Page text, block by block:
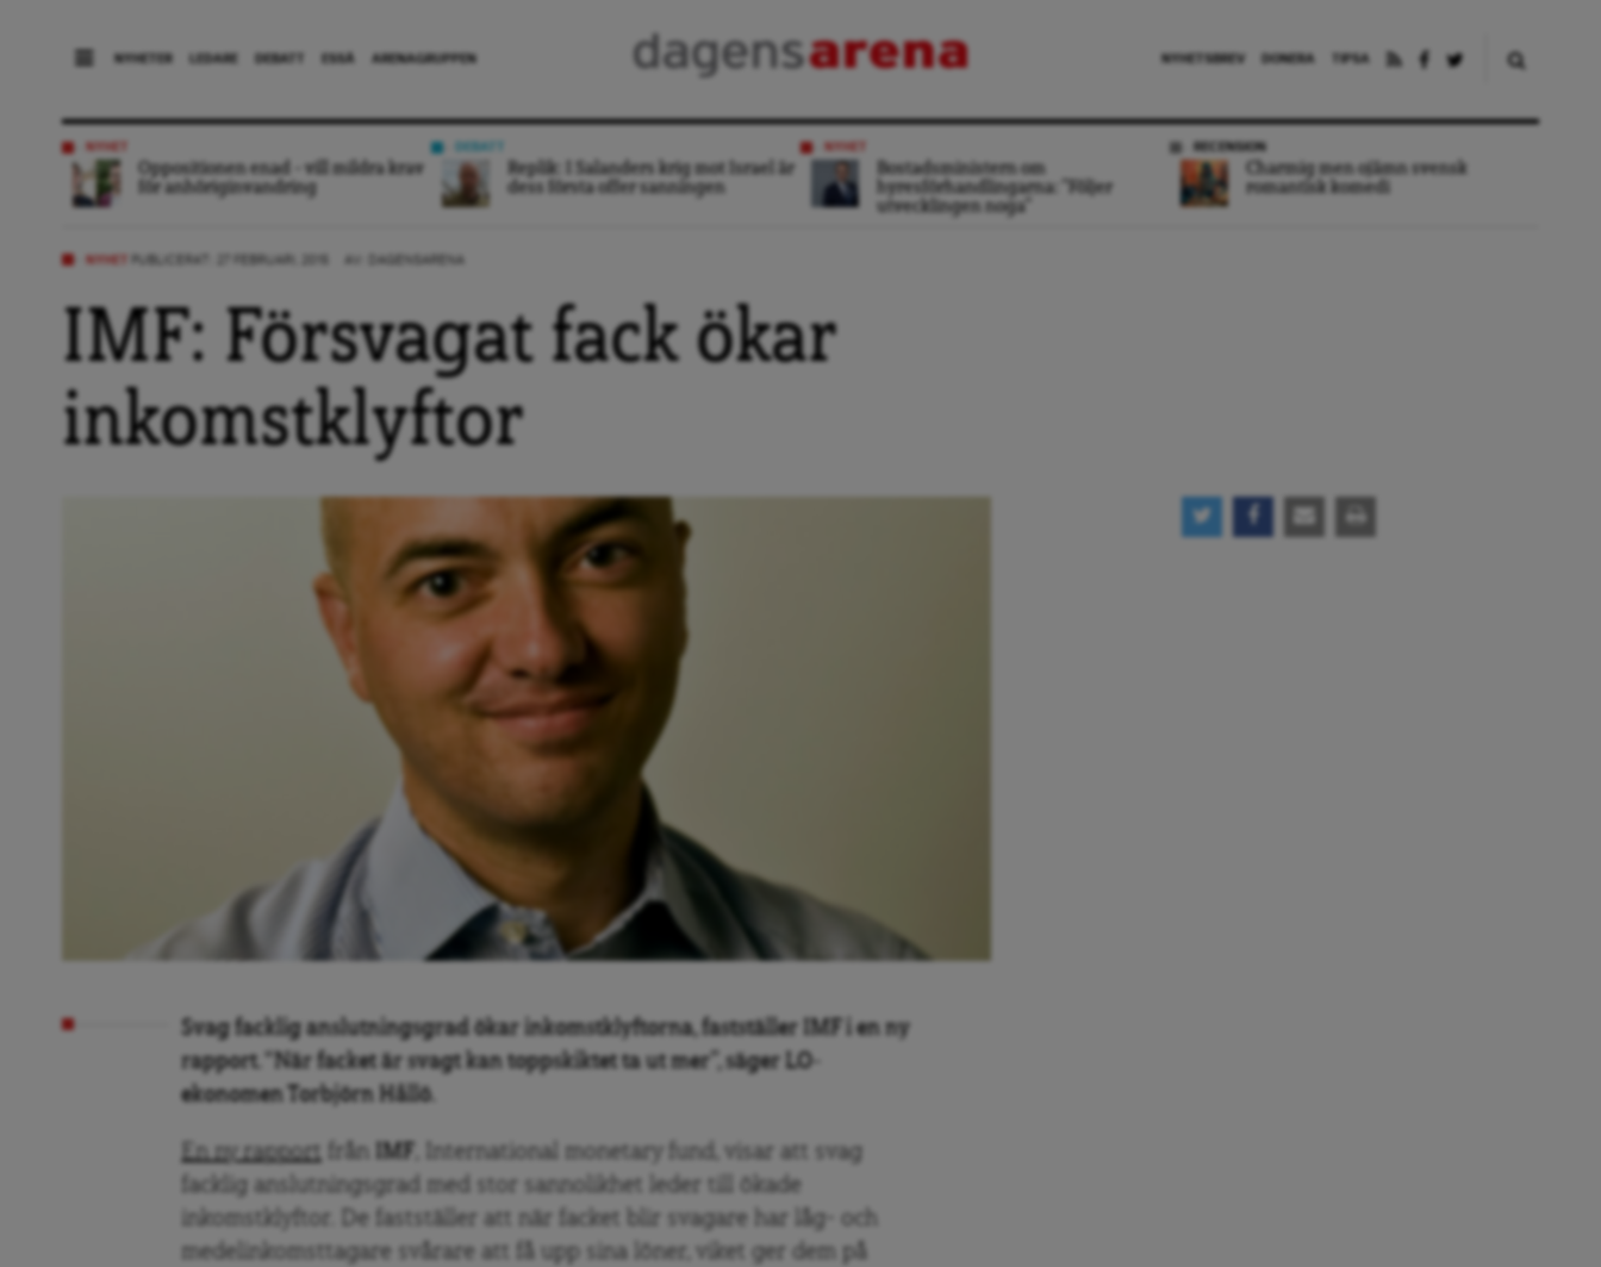
NYHETER LEDARE DEBATT ESSÄ ARENAGRUPPEN NYHETSBREV DONERA TIPSA
NYHET
Oppositionen enad – vill mildra krav
för anhöriginvandring
Replik: I Salanders krig mot Israel är
dess första offer sanningen
NYHET
Bostadsministern om
hyresförhandlingarna: ”Följer
utvecklingen noga”
RECENSION
Charmig men ojämn svensk
romantisk komedi
NYHET
IMF: Försvagat fack ökar
inkomstklyftor
Svag facklig anslutningsgrad ökar inkomstklyftorna, fastställer IMF i en ny
rapport. “När facket är svagt kan toppskiktet ta ut mer”, säger LO-
ekonomen Torbjörn Hållö.
En ny rapport IMF , International monetary fund, visar att svag
facklig anslutningsgrad med stor sannolikhet leder till ökade
inkomstklyftor. De fastställer att när facket blir svagare har låg- och
medelinkomsttagare svårare att få upp sina löner, viket ger dem på